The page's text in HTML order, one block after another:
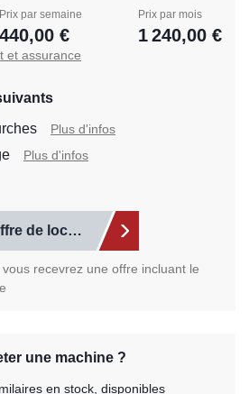
Prix par semaine
440,00 €
Prix par mois
1 240,00 €
et assurance
Plus d'infos
Plus d'infos
de location
recevrez une offre incluant le
une machine ?
en stock, disponibles